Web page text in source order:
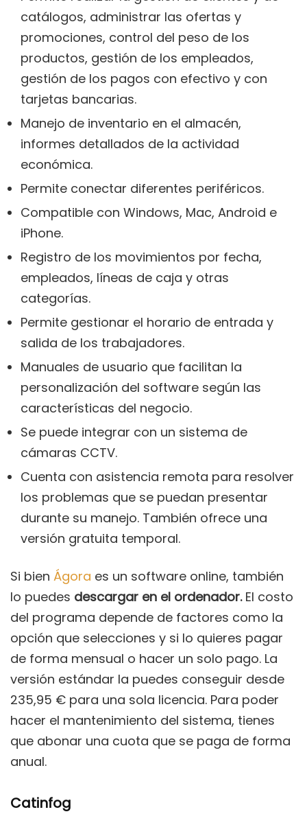
catálogos, administrar las ofertas y
promociones, control del peso de los
productos, gestión de los empleados,
gestión de los pagos con efectivo y con
tarjetas bancarias.
Manejo de inventario en el almacén,
informes detallados de la actividad
económica.
Permite conectar diferentes periféricos.
Compatible con Windows, Mac, Android e
iPhone.
Registro de los movimientos por fecha,
empleados, líneas de caja y otras
categorías.
Permite gestionar el horario de entrada y
salida de los trabajadores.
Manuales de usuario que facilitan la
personalización del software según las
características del negocio.
Se puede integrar con un sistema de
cámaras CCTV.
Cuenta con asistencia remota para resolver
los problemas que se puedan presentar
durante su manejo. También ofrece una
versión gratuita temporal.
Si bien Ágora es un software online, también
lo puedes descargar en el ordenador.El costo
del programa depende de factores como la
opción que selecciones y si lo quieres pagar
de forma mensual o hacer un solo pago. La
versión estándar la puedes conseguir desde
235,95 € para una sola licencia. Para poder
hacer el mantenimiento del sistema, tienes
que abonar una cuota que se paga de forma
anual.
Catinfog